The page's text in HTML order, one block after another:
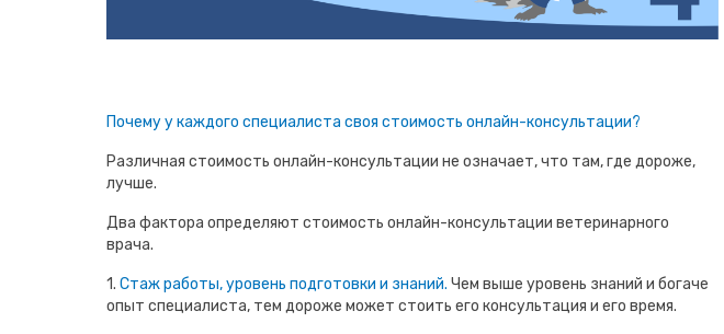
Почему у каждого специалиста своя стоимость онлайн-консультации?
Различная стоимость онлайн-консультации не означает, что там, где дороже,
лучше.
Два фактора определяют стоимость онлайн-консультации ветеринарного
врача.
1. Стаж работы, уровень подготовки и знаний. Чем выше уровень знаний и богаче
опыт специалиста, тем дороже может стоить его консультация и его время.